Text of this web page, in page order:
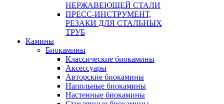
НЕРЖАВЕЮЩЕЙ СТАЛИ
ПРЕСС-ИНСТРУМЕНТ,
РЕЗАКИ ДЛЯ СТАЛЬНЫХ
ТРУБ
Камины
Биокамины
Классические биокамины
Аксессуары
Авторские биокамины
Напольные биокамины
Настенные биокамины